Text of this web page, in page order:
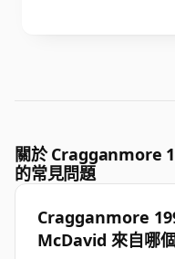
關於 Cragganmore
的常見問題
Cragganmore
McDavid 來自哪